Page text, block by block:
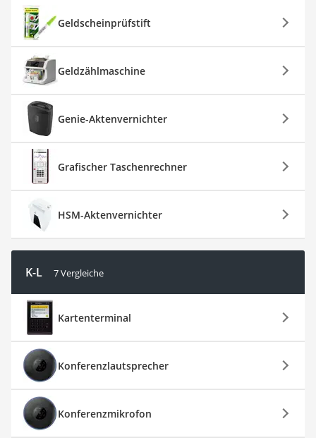
Geldscheinprüfstift
Geldzählmaschine
Genie-Aktenvernichter
Grafischer Taschenrechner
HSM-Aktenvernichter
K-L 7 Vergleiche
Kartenterminal
Konferenzlautsprecher
Konferenzmikrofon